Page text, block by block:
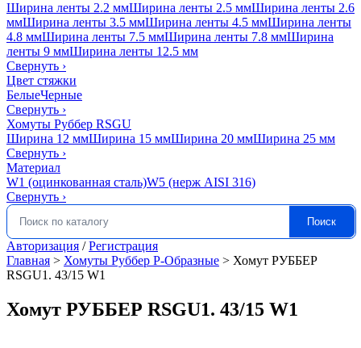
Ширина ленты 2.2 ммШирина ленты 2.5 ммШирина ленты 2.6
ммШирина ленты 3.5 ммШирина ленты 4.5 ммШирина ленты
4.8 ммШирина ленты 7.5 ммШирина ленты 7.8 ммШирина
ленты 9 ммШирина ленты 12.5 мм
Свернуть ›
Цвет стяжки
БелыеЧерные
Свернуть ›
Хомуты Руббер RSGU
Ширина 12 ммШирина 15 ммШирина 20 ммШирина 25 мм
Свернуть ›
Материал
W1 (оцинкованная сталь)W5 (нерж AISI 316)
Свернуть ›
Искать: Поиск
Авторизация /Регистрация
Главная > Хомуты Руббер Р-Образные > Хомут РУББЕР
RSGU1. 43/15 W1
Хомут РУББЕР RSGU1. 43/15 W1